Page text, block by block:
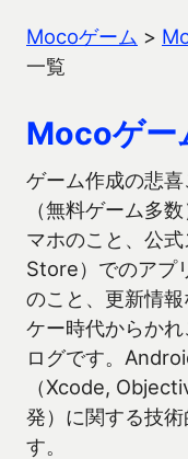
Mocoゲーム >
一覧
Mocoゲー
ゲーム作成の悲
（無料ゲーム多
マホのこと、公
Store）でのアプ
のこと、更新情
ケー時代からか
ログです。
（Xcode,
発）に関する技
す。